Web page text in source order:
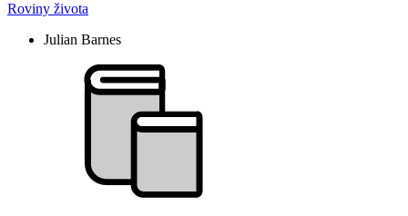
Roviny života
Julian Barnes